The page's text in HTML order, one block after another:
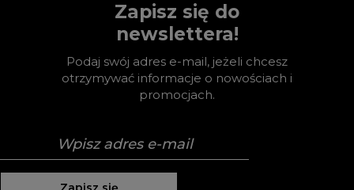
Zapisz się do
newslettera!
Podaj swój adres e-mail, jeżeli chcesz
otrzymywać informacje o nowościach i
promocjach.